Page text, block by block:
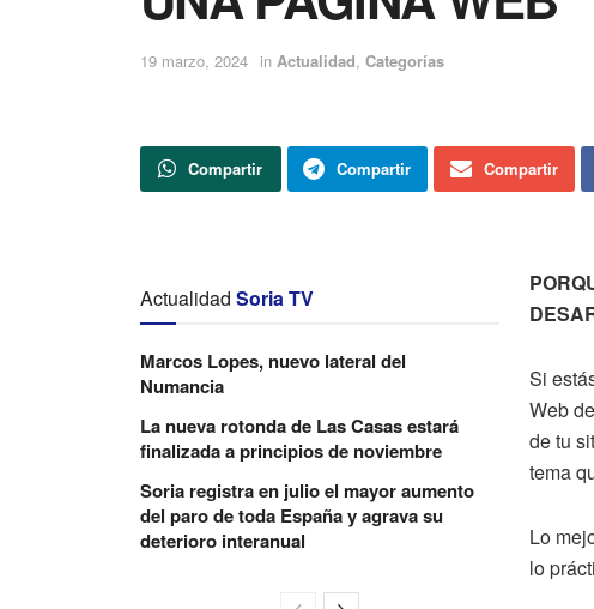
19 marzo, 2024 in Actualidad, Categorías
Compartir Compartir Compartir
Actualidad Soria TV
Marcos Lopes, nuevo lateral del
Numancia
La nueva rotonda de Las Casas estará
finalizada a principios de noviembre
Soria registra en julio el mayor aumento
del paro de toda España y agrava su
deterioro interanual
Si
Web
de tu
tema
Lo
lo